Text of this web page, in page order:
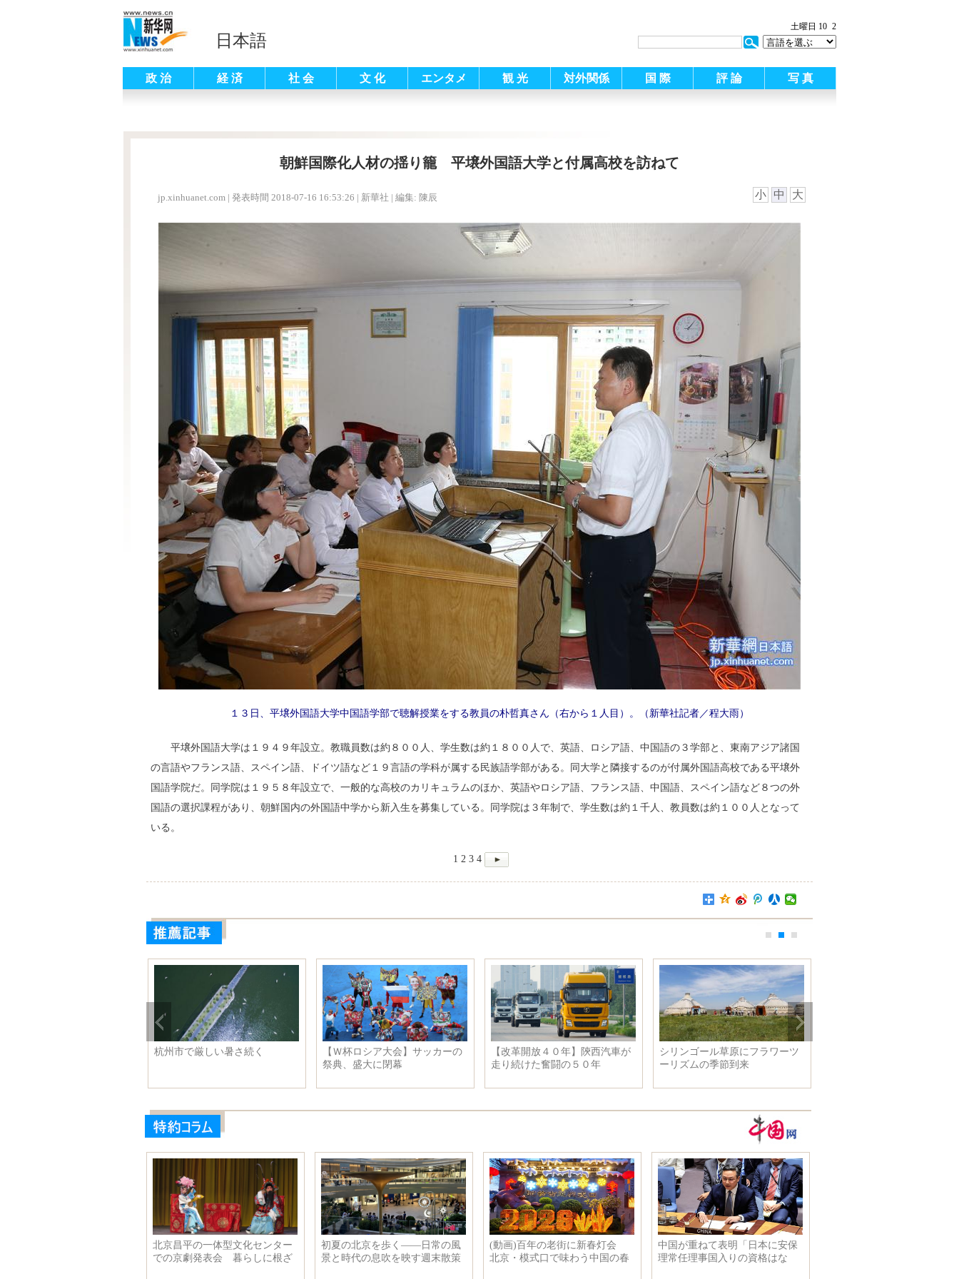
日本語
土曜日 10 2
政 治 経 済 社 会 文 化 エンタメ 観 光 対外関係 国 際 評 論 写 真
朝鮮国際化人材の揺り籠 平壌外国語大学と付属高校を訪ねて
jp.xinhuanet.com | 発表時間 2018-07-16 16:53:26 | 新華社 | 編集: 陳辰 小 中 大
１３日、平壌外国語大学中国語学部で聴解授業をする教員の朴哲真さん（右から１人目）。（新華社記者／程大雨）
平壌外国語大学は１９４９年設立。教職員数は約８００人、学生数は約１８００人で、英語、ロシア語、中国語の３学部と、東南アジア諸国
の言語やフランス語、スペイン語、ドイツ語など１９言語の学科が属する民族語学部がある。同大学と隣接するのが付属外国語高校である平壌外
国語学院だ。同学院は１９５８年設立で、一般的な高校のカリキュラムのほか、英語やロシア語、フランス語、中国語、スペイン語など８つの外
国語の選択課程があり、朝鮮国内の外国語中学から新入生を募集している。同学院は３年制で、学生数は約１千人、教員数は約１００人となって
いる。
1 2 3 4
シリンゴール草原にフラワーツ
謝震業、陸上ワールドカップ男
子２００メートルで金
朝鮮の卓球選手団、韓国大田に
西アフリカ初の都市鉄道が開
通 ナイジェリア